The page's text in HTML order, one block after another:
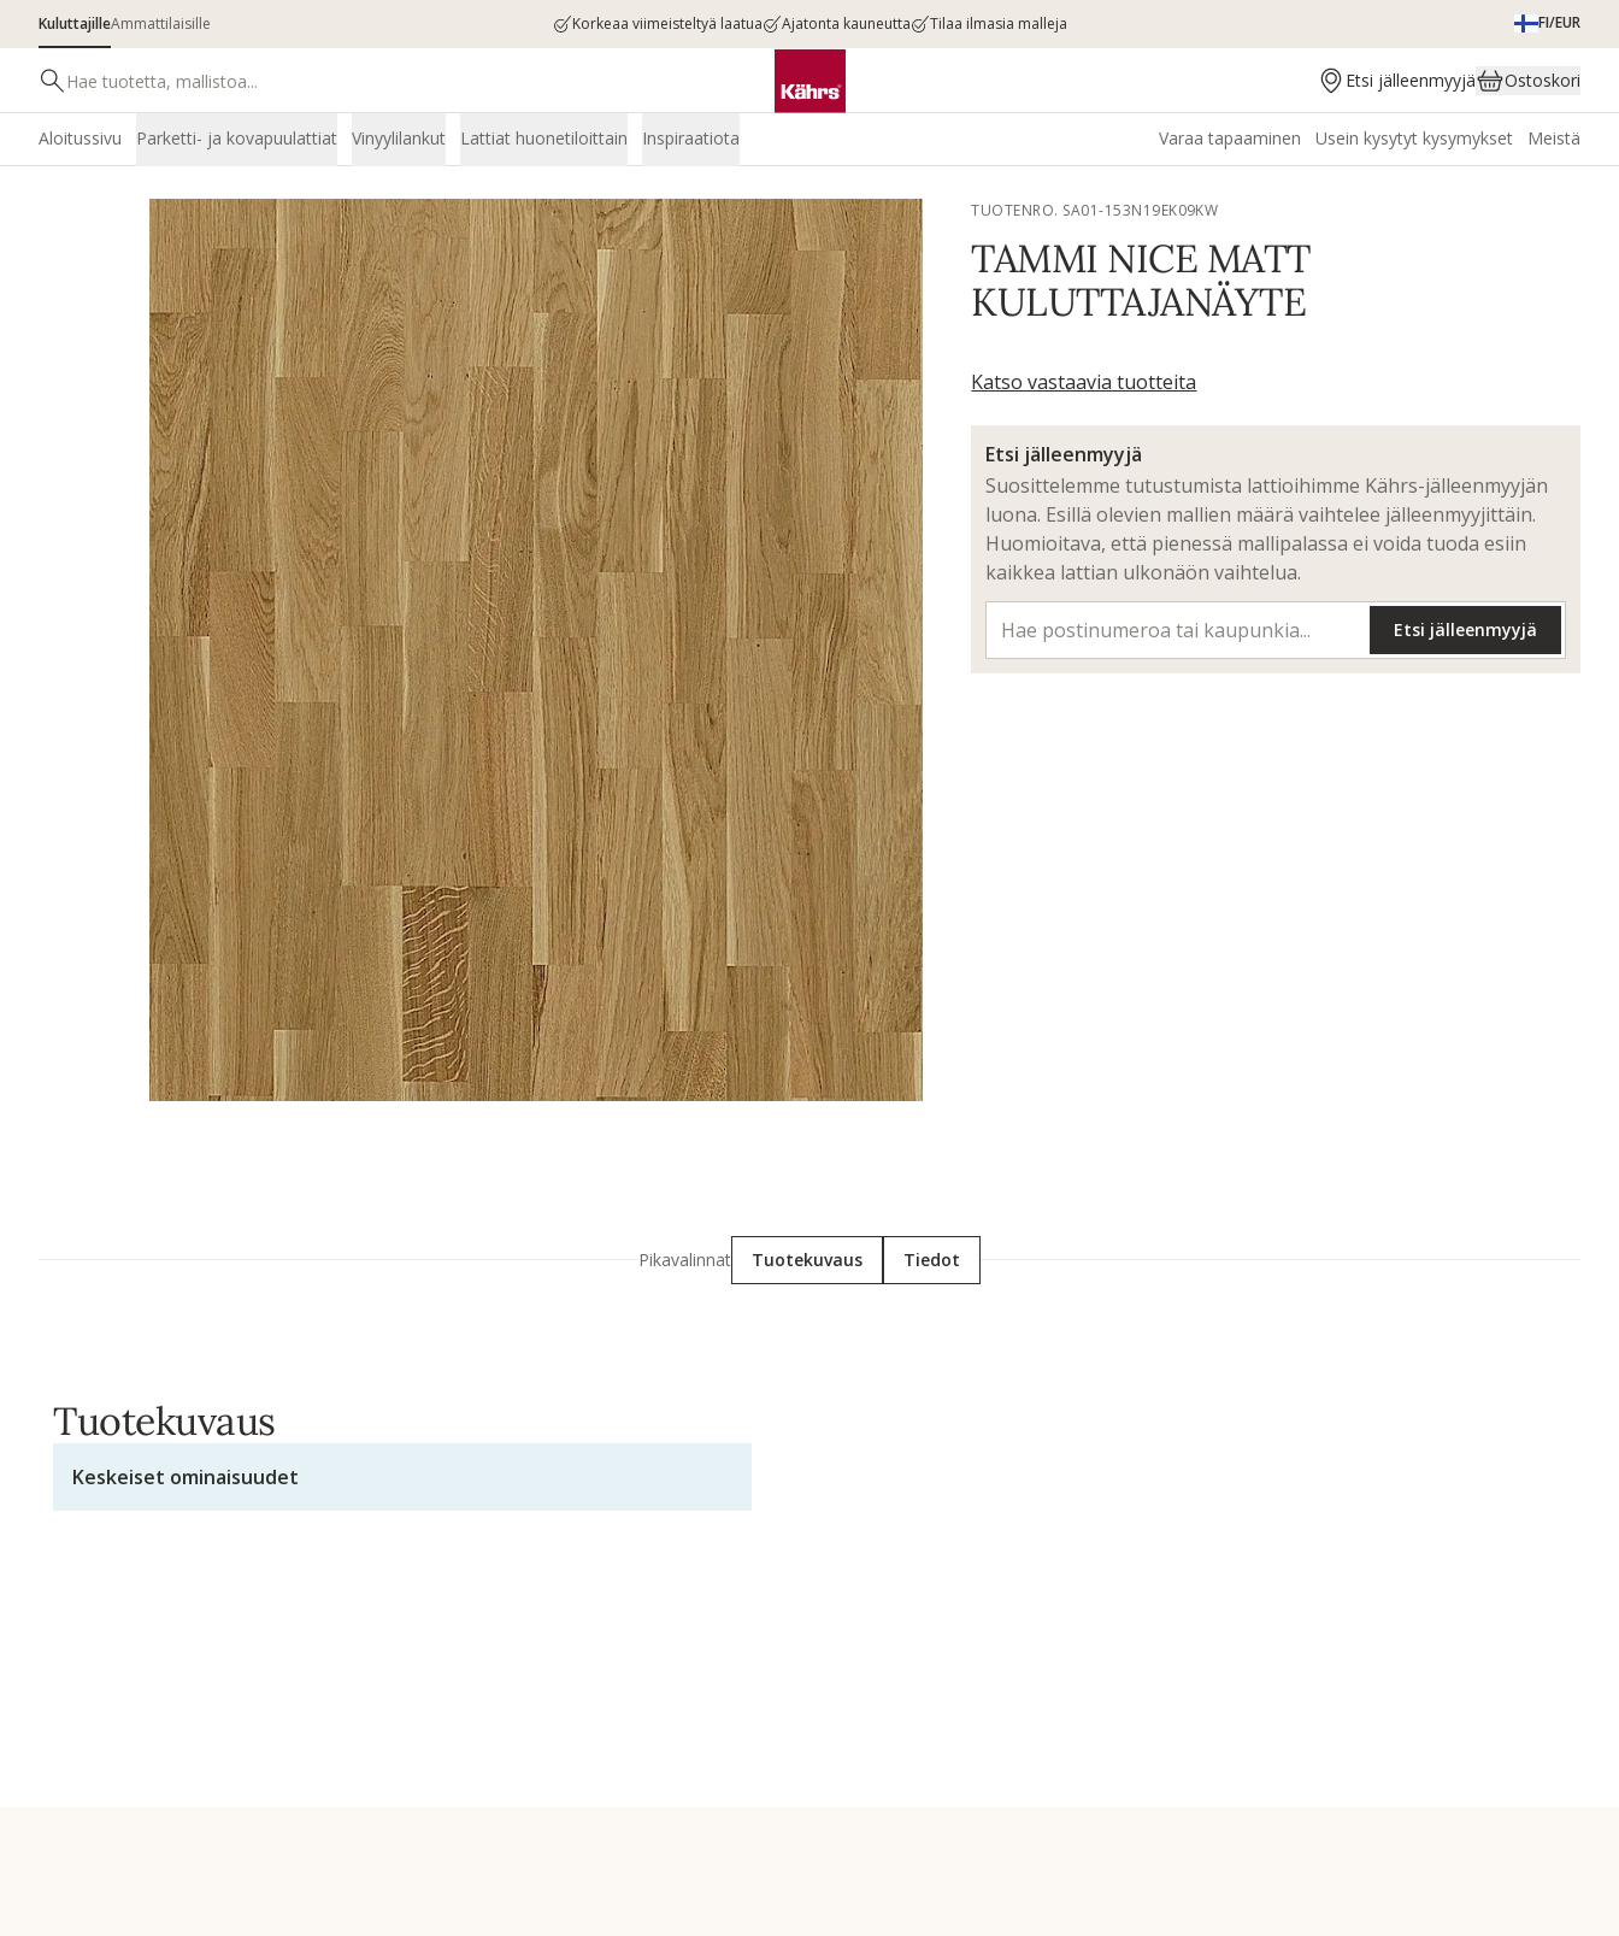
KuluttajilleAmmattilaisille Korkeaa viimeisteltyä laatua Ajatonta kauneutta Tilaa ilmasia malleja FI/EUR
Etsi jälleenmyyjä Ostoskori
Aloitussivu Parketti- ja kovapuulattiat Vinyylilankut Lattiat huonetiloittain Inspiraatiota Varaa tapaaminen Usein kysytyt kysymykset Meistä
TUOTENRO. SA01-153N19EK09KW
TAMMI NICE MATT
KULUTTAJANÄYTE
Katso vastaavia tuotteita
Etsi jälleenmyyjä
Suosittelemme tutustumista lattioihimme Kährs-jälleenmyyjän
luona. Esillä olevien mallien määrä vaihtelee jälleenmyyjittäin.
Huomioitava, että pienessä mallipalassa ei voida tuoda esiin
kaikkea lattian ulkonäön vaihtelua.
Etsi jälleenmyyjä
Pikavalinnat Tuotekuvaus Tiedot
Tuotekuvaus
Keskeiset ominaisuudet